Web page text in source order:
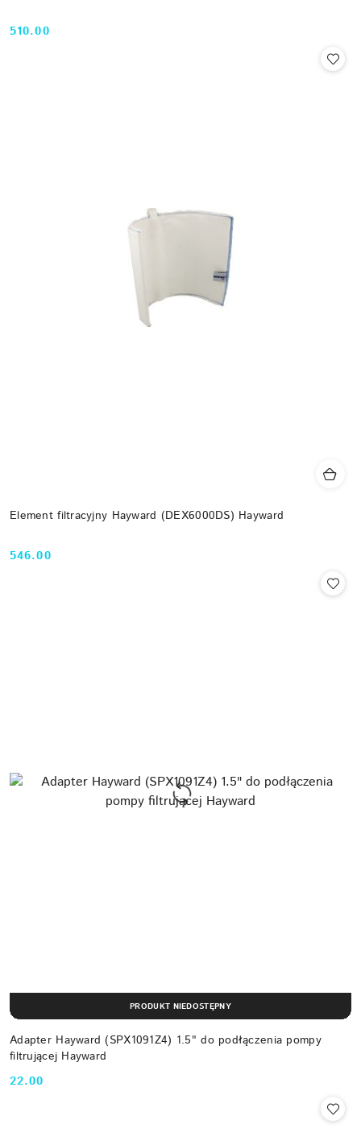
Cena:
510.00
Element filtracyjny Hayward (DEX6000DS) Hayward
Cena:
546.00
Adapter Hayward (SPX1091Z4) 1.5" do podłączenia pompy
filtrującej Hayward
Cena:
22.00
PRODUKT NIEDOSTĘPNY